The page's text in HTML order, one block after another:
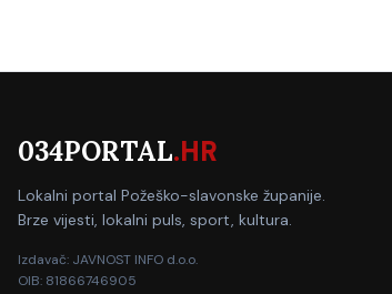
034PORTAL.HR
Lokalni portal Požeško-slavonske županije.
Brze vijesti, lokalni puls, sport, kultura.
Izdavač: JAVNOST INFO d.o.o.
OIB: 81866746905